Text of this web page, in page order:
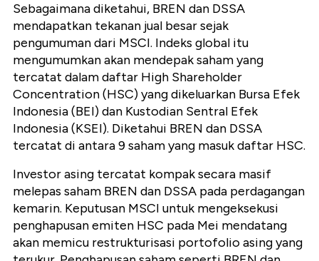
Sebagaimana diketahui, BREN dan DSSA
mendapatkan tekanan jual besar sejak
pengumuman dari MSCI. Indeks global itu
mengumumkan akan mendepak saham yang
tercatat dalam daftar High Shareholder
Concentration (HSC) yang dikeluarkan Bursa Efek
Indonesia (BEI) dan Kustodian Sentral Efek
Indonesia (KSEI). Diketahui BREN dan DSSA
tercatat di antara 9 saham yang masuk daftar HSC.
Investor asing tercatat kompak secara masif
melepas saham BREN dan DSSA pada perdagangan
kemarin. Keputusan MSCI untuk mengeksekusi
penghapusan emiten HSC pada Mei mendatang
akan memicu restrukturisasi portofolio asing yang